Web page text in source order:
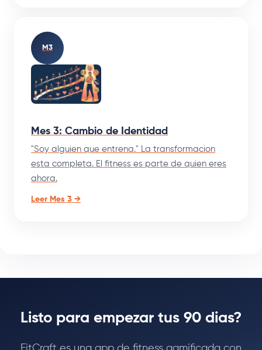
M3
Mes 3: Cambio de Identidad
"Soy alguien que entrena." La transformacion
esta completa. El fitness es parte de quien eres
ahora.
Leer Mes 3 →
Listo para empezar tus 90 dias?